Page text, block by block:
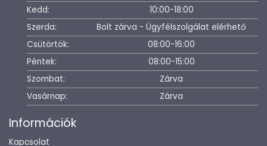
Kedd:
10:00-18:00
Szerda:
Bolt zárva - Ügyfélszolgálat elérhető
Csütörtök:
08:00-16:00
Péntek:
08:00-15:00
Szombat:
Zárva
Vasárnap:
Zárva
Információk
Kapcsolat